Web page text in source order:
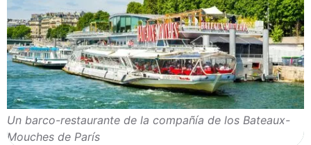
Un barco-restaurante de la compañía de los Bateaux-
Mouches de París